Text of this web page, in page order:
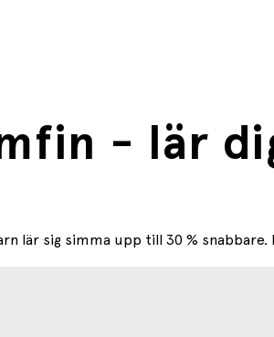
- lär
lär sig simma upp till 30 %